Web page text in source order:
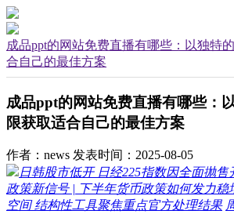
成品ppt的网站免费直播有哪些：以独特
合自己的最佳方案
成品ppt的网站免费直播有哪些：
限获取适合自己的最佳方案
作者：news 发表时间：2025-08-05
日韩股市低开 日经225指数因全面抛售
政策新信号 | 下半年货币政策如何发力稳
空间 结构性工具聚焦重点官方处理结果